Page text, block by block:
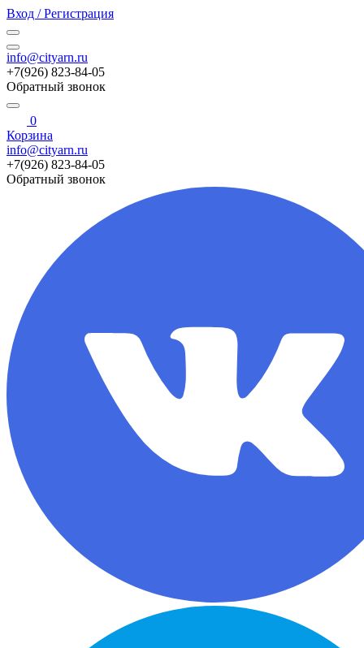
Вход / Регистрация
info@cityarn.ru
+7(926) 823-84-05
Обратный звонок
0
Корзина
info@cityarn.ru
+7(926) 823-84-05
Обратный звонок